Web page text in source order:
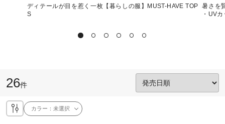
ディテールが目を惹く一枚【暮らしの服】MUST-HAVE TOP
S
暑さを
・UV
26件
カラー：未選択